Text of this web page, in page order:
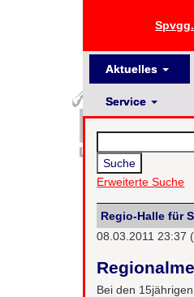
Aktuelles
Service
Erweiterte Suche
Regio-Halle für
08.03.2011 23:37
Bei den